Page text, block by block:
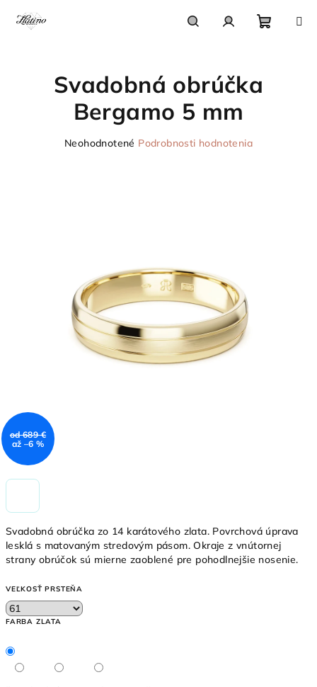
Svadobná obrúčka zo 14 karátového zlata. Povrchová úprava
lesklá s matovaným stredovým pásom. Okraje z vnútornej
strany obrúčok sú mierne zaoblené pre pohodlnejšie nosenie.
VEĽKOSŤ PRSTEŇA
FARBA ZLATA
Svadobná obrúčka
Bergamo 5 mm
Priemerné
Neohodnotené Podrobnosti hodnotenia
od 689 €
až –6 %